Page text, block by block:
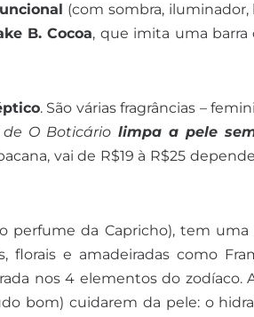
(com sombra,
B. Cocoa, que imita uma
. São várias fragrâncias –
O Boticário limpa a pele
vai de R$19 à R$25
perfume da Capricho), tem
e amadeiradas como
nos 4 elementos do zodíaco.
bom) cuidarem da pele: o